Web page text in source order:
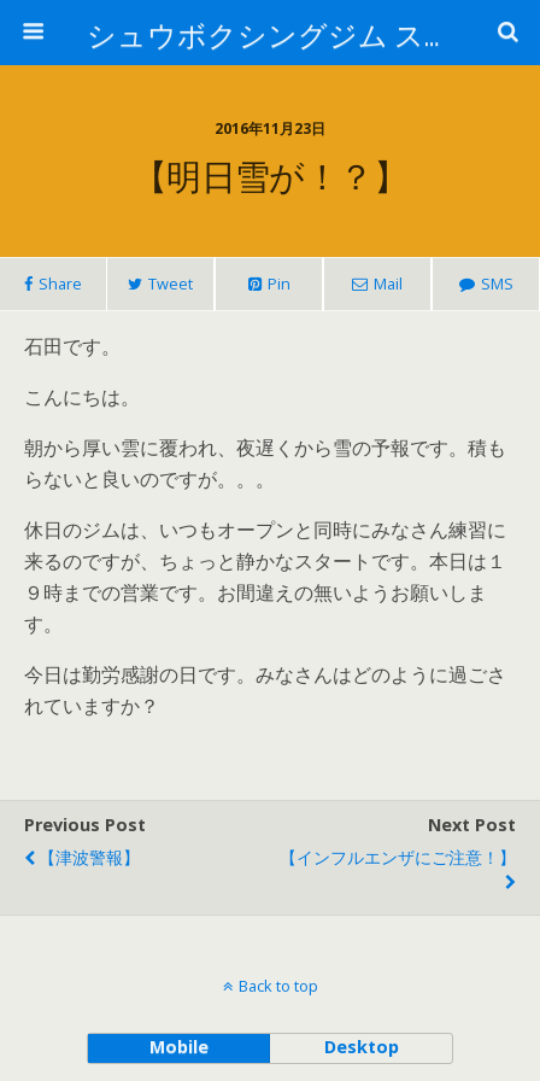
シュウボクシングジム スタッフブログ
2016年11月23日
【明日雪が！？】
Share Tweet Pin Mail SMS
石田です。
こんにちは。
朝から厚い雲に覆われ、夜遅くから雪の予報です。積も
らないと良いのですが。。。
休日のジムは、いつもオープンと同時にみなさん練習に
来るのですが、ちょっと静かなスタートです。本日は１
９時までの営業です。お間違えの無いようお願いしま
す。
今日は勤労感謝の日です。みなさんはどのように過ごさ
れていますか？
Previous Post
【津波警報】
Next Post
【インフルエンザにご注意！】
Back to top
Mobile Desktop